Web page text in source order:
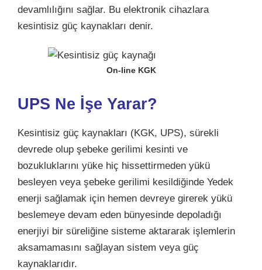
devamlılığını sağlar. Bu elektronik cihazlara
kesintisiz güç kaynakları denir.
On-line KGK
UPS Ne İşe Yarar?
Kesintisiz güç kaynakları (KGK, UPS), sürekli
devrede olup şebeke gerilimi kesinti ve
bozukluklarını yüke hiç hissettirmeden yükü
besleyen veya şebeke gerilimi kesildiğinde Yedek
enerji sağlamak için hemen devreye girerek yükü
beslemeye devam eden bünyesinde depoladığı
enerjiyi bir süreliğine sisteme aktararak işlemlerin
aksamamasını sağlayan sistem veya güç
kaynaklarıdır.